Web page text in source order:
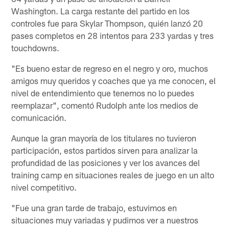
Washington. La carga restante del partido en los
controles fue para Skylar Thompson, quién lanzó 20
pases completos en 28 intentos para 233 yardas y tres
touchdowns.
"Es bueno estar de regreso en el negro y oro, muchos
amigos muy queridos y coaches que ya me conocen, el
nivel de entendimiento que tenemos no lo puedes
reemplazar", comentó Rudolph ante los medios de
comunicación.
Aunque la gran mayoría de los titulares no tuvieron
participación, estos partidos sirven para analizar la
profundidad de las posiciones y ver los avances del
training camp en situaciones reales de juego en un alto
nivel competitivo.
"Fue una gran tarde de trabajo, estuvimos en
situaciones muy variadas y pudimos ver a nuestros